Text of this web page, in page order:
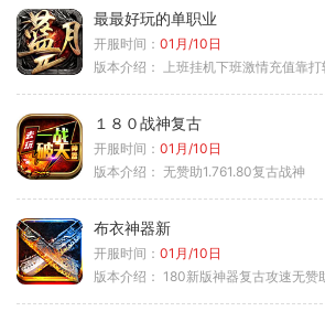
最最好玩的单职业
开服时间： 01月/10日
版本介绍：
上班挂机下班激情充值靠
１８０战神复古
开服时间： 01月/10日
版本介绍： 无赞助1.761.80复古战神
布衣神器新
开服时间： 01月/10日
版本介绍： 180新版神器复古攻速无赞助